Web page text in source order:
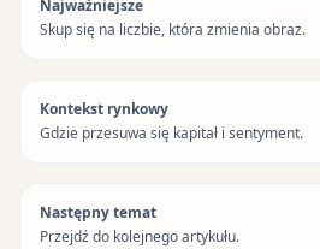
Najważniejsze
Skup się na liczbie, która zmienia obraz.
Kontekst rynkowy
Gdzie przesuwa się kapitał i sentyment.
Następny temat
Przejdź do kolejnego artykułu.